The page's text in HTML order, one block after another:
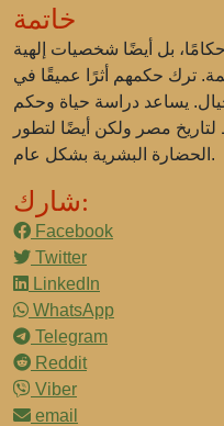
خاتمة
بل أيضًا شخصيات إلهية
ترك حكمهم أثرًا عميقًا في
يساعد دراسة حياة وحكم
مصر ولكن أيضًا لتطور
الحضارة البشرية بشكل عام.
شارك:
Facebook
Twitter
LinkedIn
WhatsApp
Telegram
Reddit
Viber
email